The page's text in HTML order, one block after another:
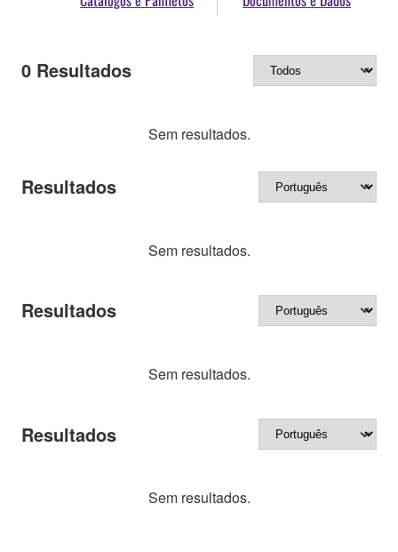
0 Resultados
Sem resultados.
Resultados
Sem resultados.
Resultados
Sem resultados.
Resultados
Sem resultados.